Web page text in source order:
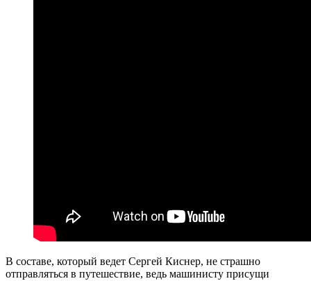
В составе, который ведет Сергей Киснер, не страшно
отправляться в путешествие, ведь машинисту присущи